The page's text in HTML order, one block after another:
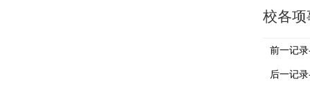
校各
前一记
后一记